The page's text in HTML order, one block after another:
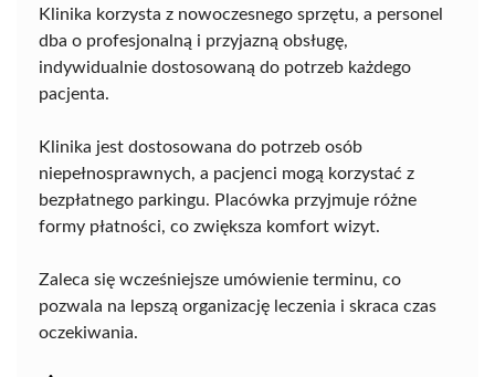
Klinika korzysta z nowoczesnego sprzętu, a personel
dba o profesjonalną i przyjazną obsługę,
indywidualnie dostosowaną do potrzeb każdego
pacjenta.
Klinika jest dostosowana do potrzeb osób
niepełnosprawnych, a pacjenci mogą korzystać z
bezpłatnego parkingu. Placówka przyjmuje różne
formy płatności, co zwiększa komfort wizyt.
Zaleca się wcześniejsze umówienie terminu, co
pozwala na lepszą organizację leczenia i skraca czas
oczekiwania.